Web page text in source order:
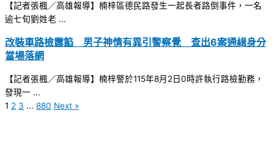
【記者張楓／高雄報導】楠梓區德民路發生一起長者路倒事件，一名
逾七旬劉姓老 ...
改裝車路檢露餡 男子神情有異引警察覺 查出6案通緝身分
當場落網
【記者張楓／高雄報導】楠梓警於115年8月2日0時許執行路檢勤務，
發現一 ...
1 2 3 ... 880 Next »